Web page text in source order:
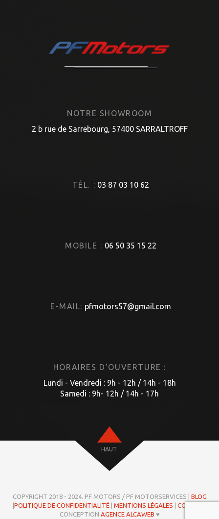
NOTRE SHOWROOM
2 b rue de Sarrebourg, 57400 SARRALTROFF
TÉL. : 03 87 03 10 62
MOBILE : 06 50 35 15 22
E-MAIL: pfmotors57@gmail.com
HORAIRES D'OUVERTURE :
Lundi - Vendredi : 9h - 12h / 14h - 18h
Samedi : 9h- 12h / 14h - 17h
HAUT
COPYRIGHT 2018 - 2024. PF MOTORS / PF MOTORSERVICES | BLOG
POLITIQUE DE CONFIDENTIALITÉ| MENTIONS LÉGALES COOKIES
CONCEPTION AGENCE ALCAWEB ♥